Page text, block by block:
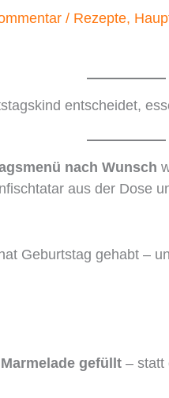
/ Rezepte,
entscheidet,
nach Wunsch
aus der Dose
Geburtstag gehabt –
gefüllt– statt